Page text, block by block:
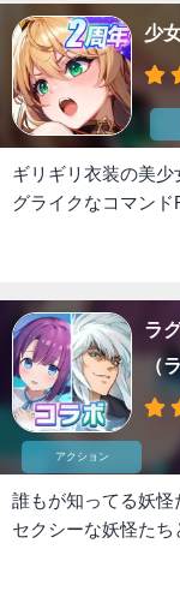
少
ギリギリ衣装の美
グライクなコマンド
ラ
（
アクション
誰もが知ってる妖怪
セクシーな妖怪たち